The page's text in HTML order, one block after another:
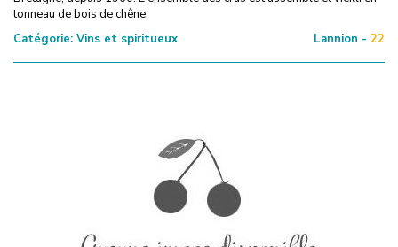
tonneau de bois de chêne.
Catégorie: Vins et spiritueux Lannion - 22